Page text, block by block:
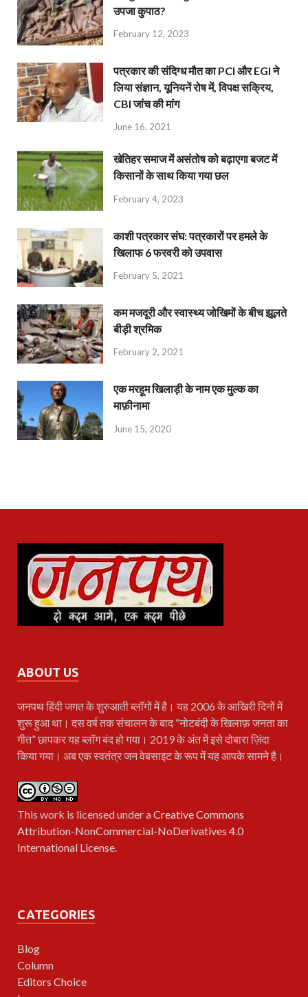
उपजा कुपाठ?
February 12, 2023
पत्रकार की संदिग्ध मौत का PCI और EGI ने
लिया संज्ञान, यूनियनें रोष में, विपक्ष सक्रिय,
CBI जांच की मांग
June 16, 2021
खेतिहर समाज में असंतोष को बढ़ाएगा बजट में
किसानों के साथ किया गया छल
February 4, 2023
काशी पत्रकार संघ: पत्रकारों पर हमले के
खिलाफ 6 फरवरी को उपवास
February 5, 2021
कम मजदूरी और स्वास्थ्य जोखिमों के बीच झूलते
बीड़ी श्रमिक
February 2, 2021
एक मरहूम खिलाड़ी के नाम एक मुल्क का
माफ़ीनामा
June 15, 2020
ABOUT US
जनपथहिंदी जगत के शुरुआती ब्लॉगों में है। यह 2006 के आखिरी दिनों में
शुरू हुआ था। दस वर्ष तक संचालन के बाद “नोटबंदी के खिलाफ़ जनता का
गीत” छापकर यह ब्लॉग बंद हो गया। 2019 के अंत में इसे दोबारा ज़िंदा
किया गया। अब एक स्वतंत्र जन वेबसाइट के रूप में यह आपके सामने है।
This work is licensed under aCreative Commons
Attribution-NonCommercial-NoDerivatives 4.0
International License.
CATEGORIES
Blog
Column
Editors Choice